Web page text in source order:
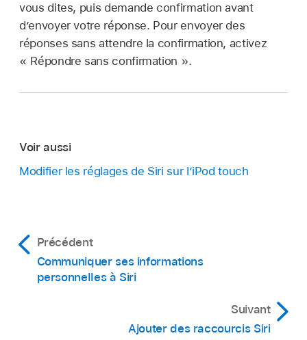
vous dites, puis demande confirmation avant
d’envoyer votre réponse. Pour envoyer des
réponses sans attendre la confirmation, activez
« Répondre sans confirmation ».
Voir aussi
Modifier les réglages de Siri sur l’iPod touch
Précédent
Communiquer ses informations
personnelles à Siri
Suivant
Ajouter des raccourcis Siri